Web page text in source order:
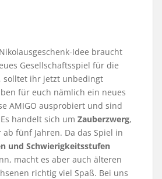
Idee braucht
Gesellschaftsspiel für die
solltet ihr jetzt unbedingt
für euch nämlich ein neues
AMIGO ausprobiert und sind
handelt sich um Zauberzwerg,
fünf Jahren. Da das Spiel in
und Schwierigkeitsstufen
macht es aber auch älteren
richtig viel Spaß. Bei uns